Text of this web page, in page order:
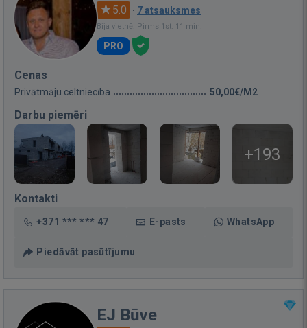
5.0 · 7 atsauksmes
Bija vietnē: Pirms 1st. 11 min.
PRO
Cenas
Privātmāju celtniecība 50,00€/M2
Darbu piemēri
+193
Kontakti
+371 *** *** 47 E-pasts WhatsApp
Piedāvāt pasūtījumu
EJ Būve